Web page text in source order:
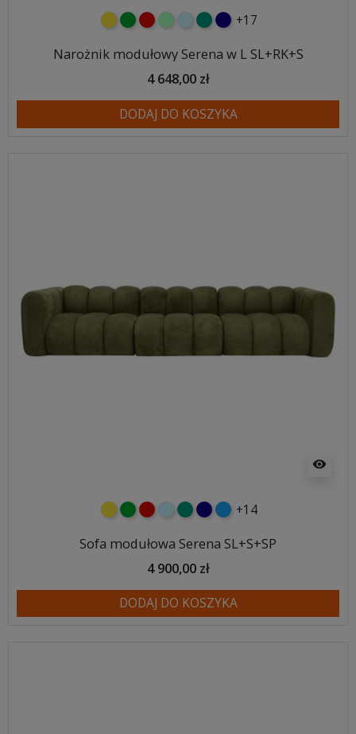
żółtyzielonyczerwony
miętowybłękitnyturkusowy
granatowy
+17
Narożnik modułowy Serena w L SL+RK+S
4 648,00 zł
DODAJ DO KOSZYKA
visibility
żółtyzielonyczerwony
błękitnyturkusowy
granatowy
niebieski
+14
Sofa modułowa Serena SL+S+SP
4 900,00 zł
DODAJ DO KOSZYKA